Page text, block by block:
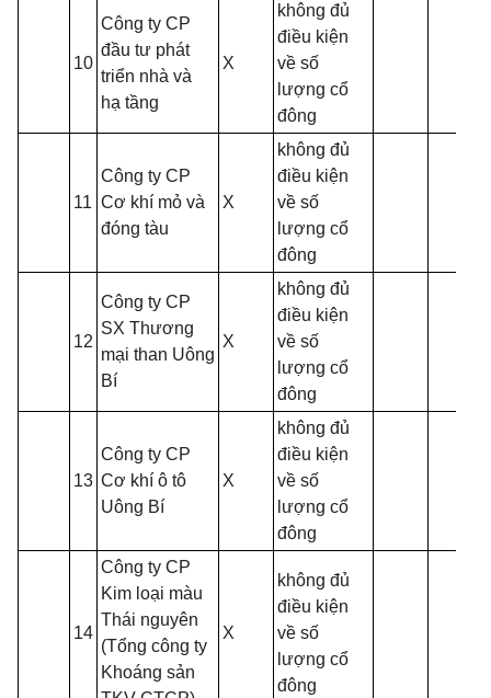
10
Công ty CP
đầu tư phát
triển nhà và
hạ tầng
X
không đủ
điều kiện
về số
lượng cổ
đông
11
Công ty CP
Cơ khí mỏ và
đóng tàu
X
không đủ
điều kiện
về số
lượng cổ
đông
12
Công ty CP
SX Thương
mại than Uông
Bí
X
không đủ
điều kiện
về số
lượng cổ
đông
13
Công ty CP
Cơ khí ô tô
Uông Bí
X
không đủ
điều kiện
về số
lượng cổ
đông
14
Công ty CP
Kim loại màu
Thái nguyên
(Tổng công ty
Khoáng sản
X
không đủ
điều kiện
về số
lượng cổ
đông